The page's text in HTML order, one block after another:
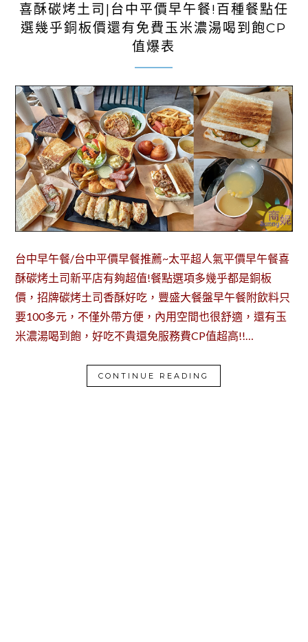
喜酥碳烤土司|台中平價早午餐!百種餐點任
選幾乎銅板價還有免費玉米濃湯喝到飽CP
值爆表
台中早午餐/台中平價早餐推薦~太平超人氣平價早午餐喜
酥碳烤土司新平店有夠超值!餐點選項多幾乎都是銅板
價，招牌碳烤土司香酥好吃，豐盛大餐盤早午餐附飲料只
要100多元，不僅外帶方便，內用空間也很舒適，還有玉
米濃湯喝到飽，好吃不貴還免服務費CP值超高!!…
CONTINUE READING